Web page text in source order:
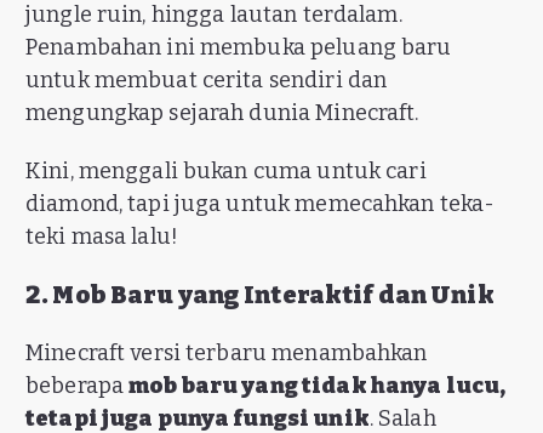
jungle ruin, hingga lautan terdalam.
Penambahan ini membuka peluang baru
untuk membuat cerita sendiri dan
mengungkap sejarah dunia Minecraft.
Kini, menggali bukan cuma untuk cari
diamond, tapi juga untuk memecahkan teka-
teki masa lalu!
2. Mob Baru yang Interaktif dan Unik
Minecraft versi terbaru menambahkan
beberapamob baru yang tidak hanya lucu,
tetapi juga punya fungsi unik. Salah